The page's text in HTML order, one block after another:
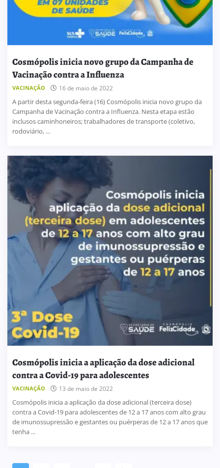
Cosmópolis inicia novo grupo da Campanha de
Vacinação contra a Influenza
VACINAÇÃO 16 de maio de 2022
A partir desta segunda-feira (16) Cosmópolis inicia novo grupo da
Campanha de Vacinação contra a Influenza. Nesta etapa estão
inclusos caminhoneiros; trabalhadores de transporte (coletivo,
rodoviário, ...
Cosmópolis inicia a aplicação da dose adicional
contra a Covid-19 para adolescentes
VACINAÇÃO 13 de maio de 2022
Cosmópolis inicia a aplicação da dose adicional (terceira dose)
contra a Covid-19 para adolescentes de 12 a 17 anos com alto grau
de imunossupressão e gestantes ou puérperas de 12 a 17 anos que
tenha ...